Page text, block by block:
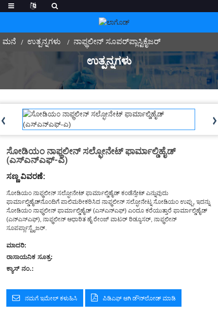
ಮನೆ ಉತ್ಪನ್ನಗಳು ನಾಫ್ಥಲೀನ್ ಸೂಪರ್‌ಪ್ಲಾಸ್ಟಿಕೈಜರ್
ಉತ್ಪನ್ನಗಳು
ಸೋಡಿಯಂ ನಾಫ್ಥಲೀನ್ ಸಲ್ಫೋನೇಟ್ ಫಾರ್ಮಾಲ್ಡಿಹೈಡ್
(ಎಸ್‌ಎನ್‌ಎಫ್-ಎ)
ಸಣ್ಣ ವಿವರಣೆ:
ಸೋಡಿಯಂ ನಾಫ್ಥಲೀನ್ ಸಲ್ಫೋನೇಟ್ ಫಾರ್ಮಾಲ್ಡಿಹೈಡ್ ಕಂಡೆನ್ಸೇಟ್ ಎನ್ನುವುದು
ಫಾರ್ಮಾಲ್ಡಿಹೈಡ್‌ನೊಂದಿಗೆ ಪಾಲಿಮರೀಕರಿಸಿದ ನಾಫ್ಥಲೀನ್ ಸಲ್ಫೋನೇಟ್ನ ಸೋಡಿಯಂ ಉಪ್ಪು, ಇದನ್ನು
ಸೋಡಿಯಂ ನಾಫ್ಥಲೀನ್ ಫಾರ್ಮಾಲ್ಡಿಹೈಡ್ (ಎಸ್‌ಎನ್‌ಎಫ್) ಎಂದೂ ಕರೆಯುತ್ತಾರೆ ಫಾರ್ಮಾಲ್ಡಿಹೈಡ್
(ಎನ್ಎಸ್ಎಫ್), ನಾಫ್ಥಲೀನ್ ಆಧಾರಿತ ಹೈ ರೇಂಜ್ ವಾಟರ್ ರಿಡ್ಯೂಸರ್, ನಾಫ್ಥಲೀನ್
ಸೂಪರ್ಪ್ಲಾಸ್ಟೈಜರ್.
ಮಾದರಿ:
ರಾಸಾಯನಿಕ ಸೂತ್ರ:
ಕ್ಯಾಸ್ ನಂ.:
ನಮಗೆ ಇಮೇಲ್ ಕಳುಹಿಸಿ ಪಿಡಿಎಫ್ ಆಗಿ ಡೌನ್‌ಲೋಡ್ ಮಾಡಿ